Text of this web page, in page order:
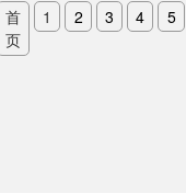
首
页
1 2 3 4 5